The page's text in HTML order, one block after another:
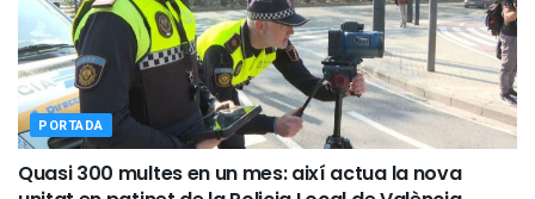
PORTADA
Quasi 300 multes en un mes: així actua la nova